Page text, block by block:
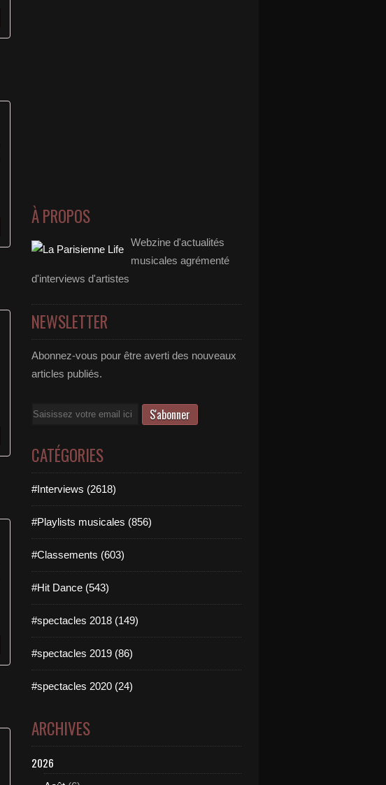
À PROPOS
Webzine d'actualités
musicales agrémenté
d'interviews d'artistes
NEWSLETTER
Abonnez-vous pour être averti des nouveaux
articles publiés.
Email
CATÉGORIES
#Interviews (2618)
#Playlists musicales (856)
#Classements (603)
#Hit Dance (543)
#spectacles 2018 (149)
#spectacles 2019 (86)
#spectacles 2020 (24)
ARCHIVES
2026